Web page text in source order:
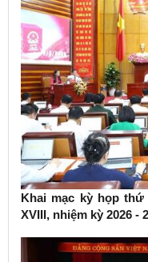
Khai mạc kỳ họp
XVIII, nhiệm kỳ 2026 -